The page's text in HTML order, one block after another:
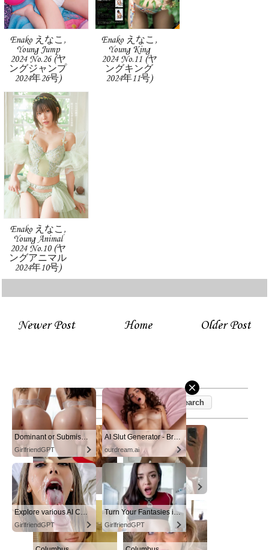
Enako えなこ,
Young Jump
2024 No.26 (ヤ
ングジャンプ
2024年26号)
Enako えなこ,
Young King
2024 No.11 (ヤ
ングキング
2024年11号)
Enako えなこ,
Young Animal
2024 No.10 (ヤ
ングアニマル
2024年10号)
Newer Post Older Post
Home
Dominant or Submissive? Cold or Wild?
GirlfriendGPT
AI Slut Generator - Bring your Fantasies to life 🔥
ourdream.ai
Explore various AI Characters on GirlfriendGPT
GirlfriendGPT
Turn Your Fantasies into Reality
GirlfriendGPT
Columbus
DATING
Columbus
DATING